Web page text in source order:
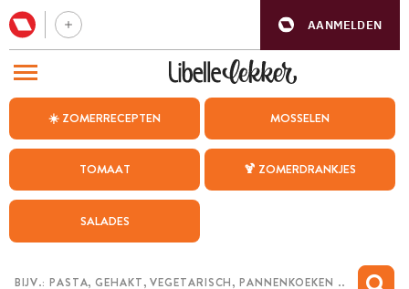
AANMELDEN
☀️ ZOMERRECEPTEN MOSSELEN
TOMAAT 🍹 ZOMERDRANKJES
SALADES
BEZOEK ONZE ANDERE WEBSITES
WEEKMENU
CHAT MET MAIA